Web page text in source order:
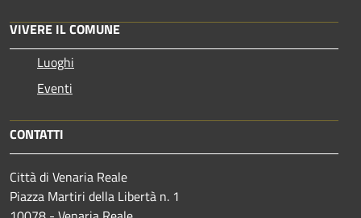
VIVERE IL COMUNE
Luoghi
Eventi
CONTATTI
Città di Venaria Reale
Piazza Martiri della Libertà n. 1